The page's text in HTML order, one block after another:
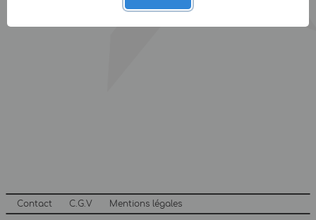
Contact C.G.V Mentions légales